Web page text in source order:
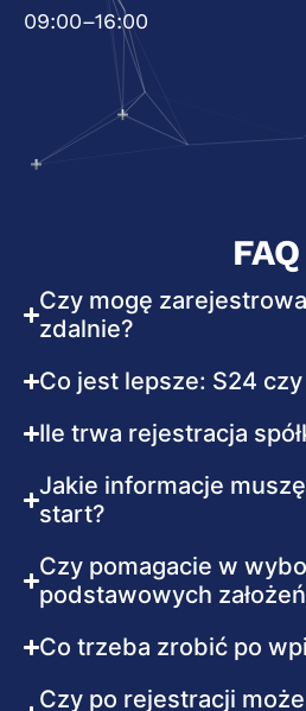
09:00–16:00
FAQ
Czy mogę
zdalnie?
Co jest lepsze: S24
Ile trwa rejestracja
Jakie informacje
start?
Czy pomagacie w
podstawowych założeń
Co trzeba zrobić po
Czy po rejestracji